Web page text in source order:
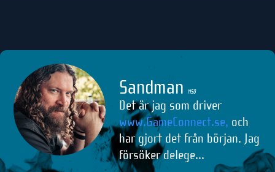
Sandman M50
Det är jag som driver
www.GameConnect.se, och
har gjort det från början. Jag
försöker delege...